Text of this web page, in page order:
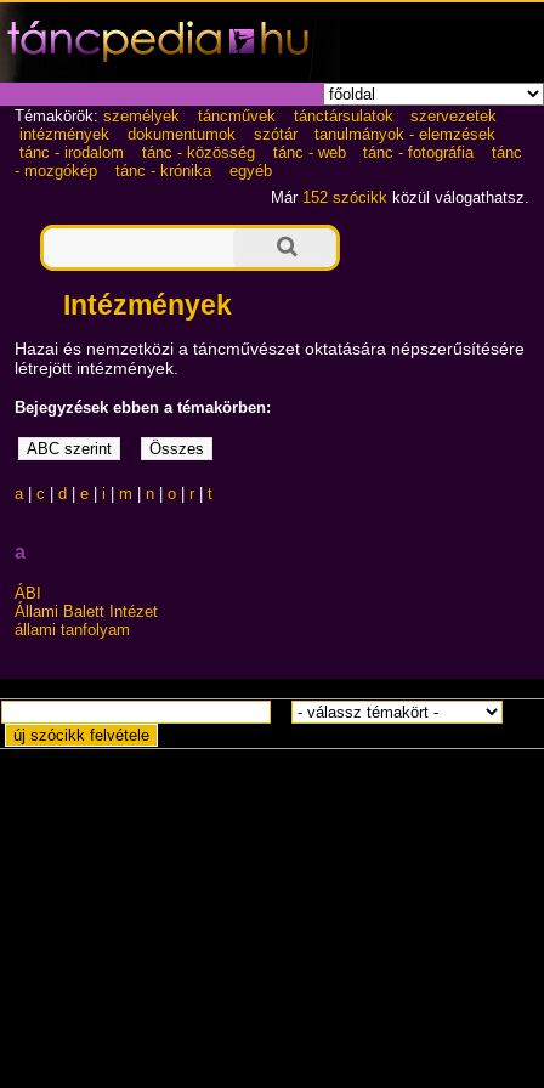
Témakörök: személyek táncművek tánctársulatok
szervezetek
intézmények
dokumentumok szótár
tanulmányok - elemzések
tánc - irodalom
tánc - közösség tánc - web tánc - fotográfia
tánc
- mozgókép
tánc - krónika
egyéb
Már 152 szócikk közül válogathatsz.
Intézmények
Hazai és nemzetközi a táncművészet oktatására népszerűsítésére
létrejött intézmények.
Bejegyzések ebben a témakörben:
a|c |d |e |i m n |o |r |t
a
ÁBI
Állami Balett Intézet
állami tanfolyam